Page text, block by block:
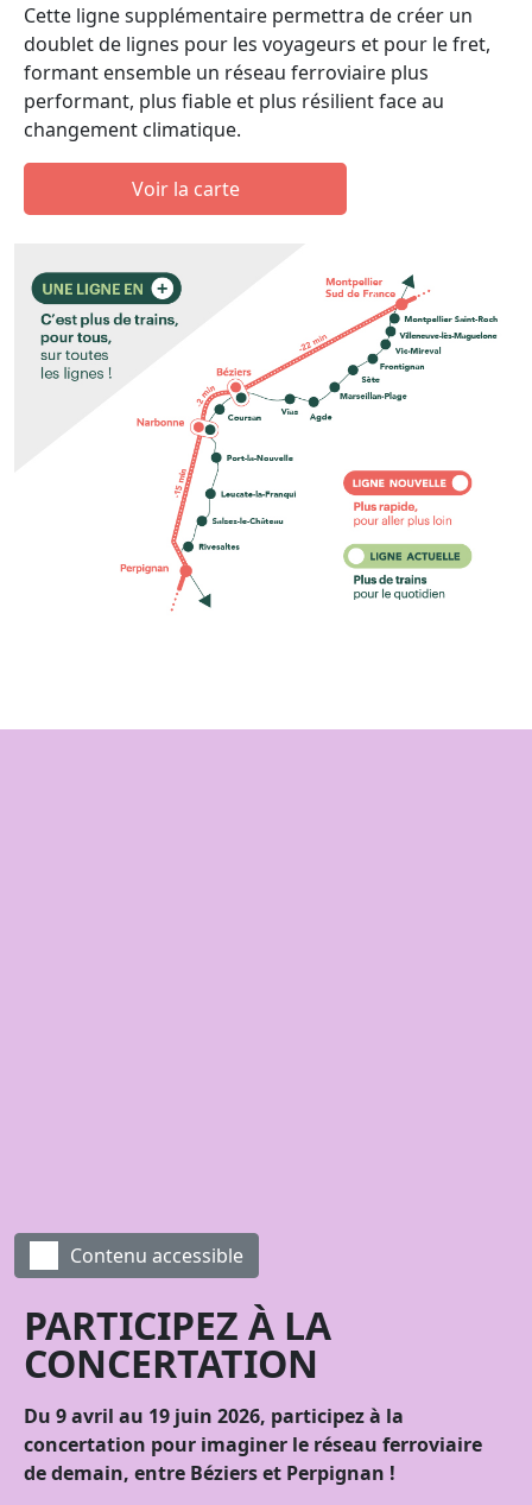
Cette ligne supplémentaire permettra de créer un
doublet de lignes pour les voyageurs et pour le fret,
formant ensemble un réseau ferroviaire plus
performant, plus fiable et plus résilient face au
changement climatique.
Voir la carte
PARTICIPEZ À LA
CONCERTATION
Du 9 avril au 19 juin 2026, participez à la
concertation pour imaginer le réseau ferroviaire
de demain, entre Béziers et Perpignan !
Contenu accessible
LNMP : Concertation phase 2 - 2026